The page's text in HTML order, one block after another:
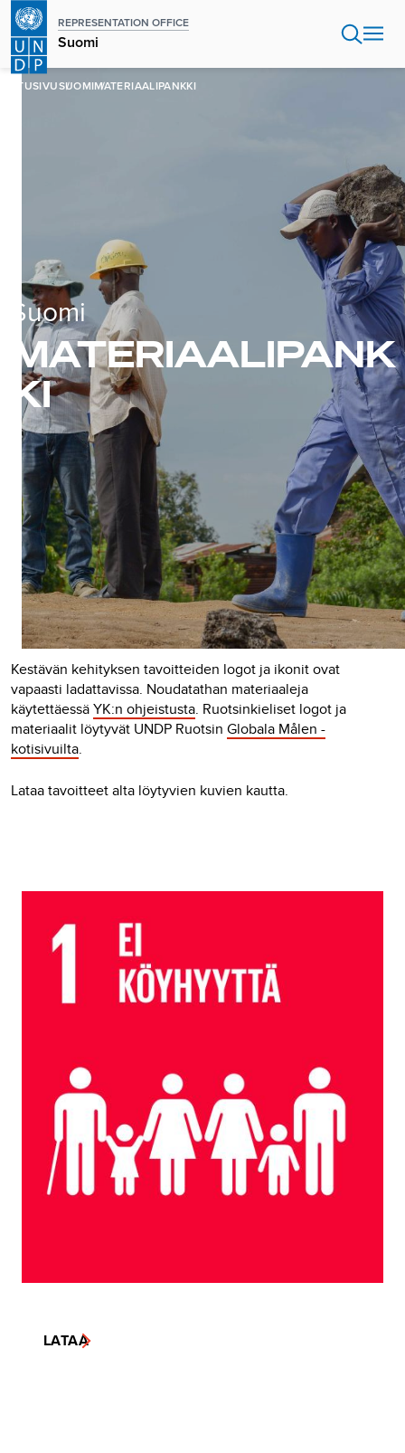
Hyppää
pääsisältöönREPRESENTATION OFFICE
Suomi
ETUSIVUSUOMIMATERIAALIPANKKI
Suomi
MATERIAALIPANK
KI
Kestävän kehityksen tavoitteiden logot ja ikonit ovat
vapaasti ladattavissa. Noudatathan materiaaleja
käytettäessäYK:n ohjeistusta. Ruotsinkieliset logot ja
materiaalit löytyvät UNDP Ruotsin Globala Målen -
kotisivuilta.
Lataa tavoitteet alta löytyvien kuvien kautta.
LATAA